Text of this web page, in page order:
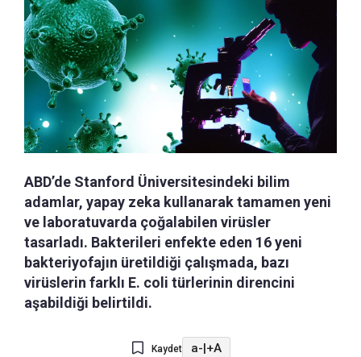
ABD’de Stanford Üniversitesindeki bilim
adamlar, yapay zeka kullanarak tamamen yeni
ve laboratuvarda çoğalabilen virüsler
tasarladı. Bakterileri enfekte eden 16 yeni
bakteriyofajın üretildiği çalışmada, bazı
virüslerin farklı E. coli türlerinin direncini
aşabildiği belirtildi.
Kaydet a-|+A